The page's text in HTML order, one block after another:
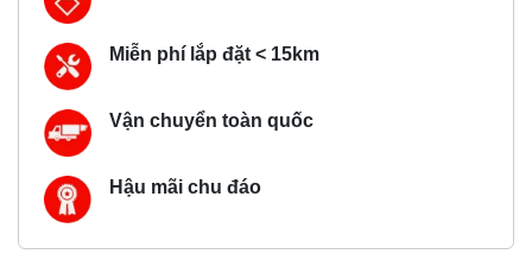
Miễn phí lắp đặt < 15km
Vận chuyển toàn quốc
Hậu mãi chu đáo